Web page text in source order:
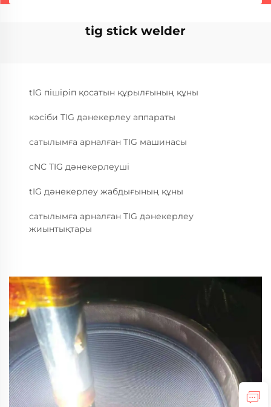
tig stick welder
tIG пішіріп қосатын құрылғының құны
кәсіби TIG дәнекерлеу аппараты
сатылымға арналған TIG машинасы
cNC TIG дәнекерлеуші
tIG дәнекерлеу жабдығының құны
сатылымға арналған TIG дәнекерлеу
жиынтықтары